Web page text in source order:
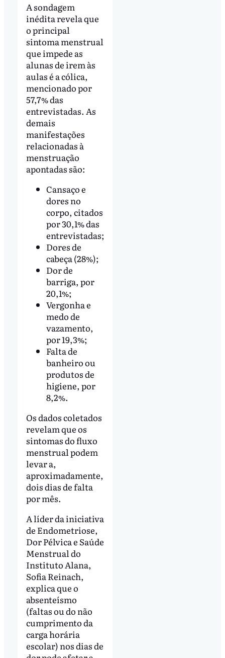
A sondagem
inédita revela que
o principal
sintoma menstrual
que impede as
alunas de irem às
aulas é a cólica,
mencionado por
57,7% das
entrevistadas. As
demais
manifestações
relacionadas à
menstruação
apontadas são:
Cansaço e
dores no
corpo, citados
por 30,1% das
entrevistadas;
Dores de
cabeça (28%);
Dor de
barriga, por
20,1%;
Vergonha e
medo de
vazamento,
por 19,3%;
Falta de
banheiro ou
produtos de
higiene, por
8,2%.
Os dados coletados
revelam que os
sintomas do fluxo
menstrual podem
levar a,
aproximadamente,
dois dias de falta
por mês.
A líder da iniciativa
de Endometriose,
Dor Pélvica e Saúde
Menstrual do
Instituto Alana,
Sofia Reinach,
explica que o
absenteísmo
(faltas ou do não
cumprimento da
carga horária
escolar) nos dias de